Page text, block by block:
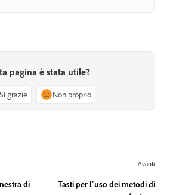
pagina è stata utile?
Sì grazie Non proprio
di
Avanti
Tasti per l’uso dei metodi di